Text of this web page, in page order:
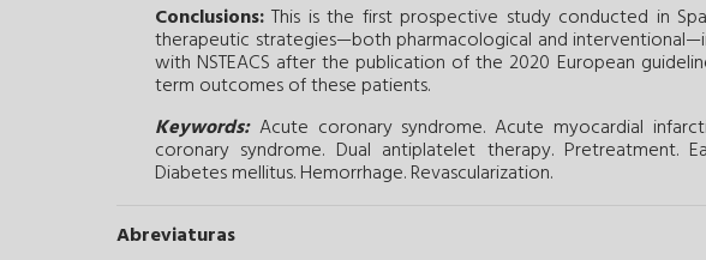
Conclusions: This is the first prospective study conducted in
therapeutic strategies—both pharmacological and
with NSTEACS after the publication of the 2020 European
term outcomes of these patients.
Keywords: Acute coronary syndrome. Acute myocardial
coronary syndrome. Dual antiplatelet therapy. Pretreatment.
Diabetes mellitus.Hemorrhage.Revascularization.
Abreviaturas